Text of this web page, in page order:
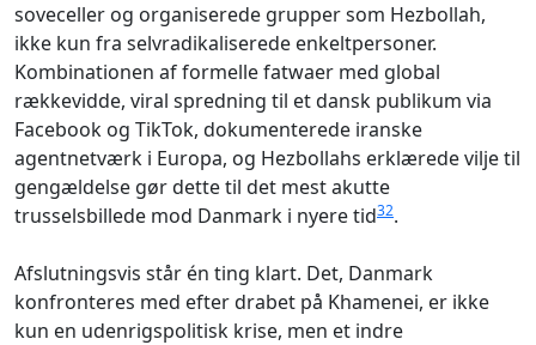
soveceller og organiserede grupper som Hezbollah,
ikke kun fra selvradikaliserede enkeltpersoner.
Kombinationen af formelle fatwaer med global
rækkevidde, viral spredning til et dansk publikum via
Facebook og TikTok, dokumenterede iranske
agentnetværk i Europa, og Hezbollahs erklærede vilje til
gengældelse gør dette til det mest akutte
trusselsbillede mod Danmark i nyere tid32.
Afslutningsvis står én ting klart. Det, Danmark
konfronteres med efter drabet på Khamenei, er ikke
kun en udenrigspolitisk krise, men et indre